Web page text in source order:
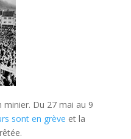
minier. Du 27 mai au 9
sont en grève et la